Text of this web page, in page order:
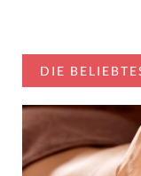
DIE